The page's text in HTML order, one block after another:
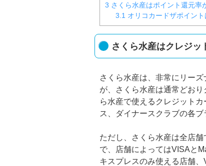
3 さくら水産はポイント還元率
3.1 オリコカードザポイン
さくら水産はクレジッ
さくら水産は、非常にリー
が、さくら水産は通常どお
ら水産で使えるクレジット
ス、ダイナースクラブの各ブ
ただし、さくら水産は全店
で、店舗によってはVISAと
キスプレスのみ使える店舗